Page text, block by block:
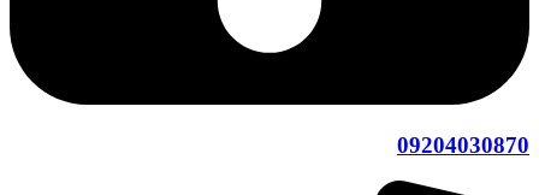
09204030870